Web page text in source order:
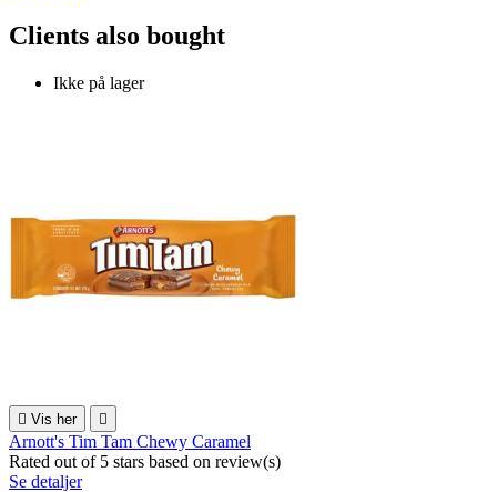
Clients also bought
Ikke på lager
 Vis her 
Arnott's Tim Tam Chewy Caramel
Rated out of 5 stars based on review(s)
Se detaljer